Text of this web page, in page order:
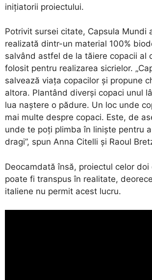
iniţiatorii proiectului.
Potrivit sursei citate, Capsula Mundi
realizată dintr-un material 100%
salvând astfel de la tăiere copacii al
folosit pentru realizarea sicrielor.
salvează viaţa copacilor şi propune
altora. Plantând diverşi copaci unul
lua naştere o pădure. Un loc unde
mai multe despre copaci. Este, de
unde te poţi plimba în linişte pentru
dragi”, spun Anna Citelli şi Raoul
Deocamdată însă, proiectul celor doi
poate fi transpus în realitate,
italiene nu permit acest lucru.